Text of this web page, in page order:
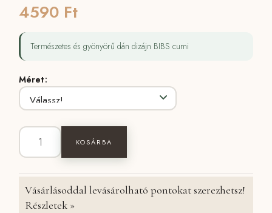
4590 Ft
Természetes és gyönyörű dán dizájn BIBS cumi
Méret
BIBS Colour szimmetrikus cumi (2 db) - pasztellkék/páva
KOSÁRBA
Vásárlásoddal levásárolható pontokat szerezhetsz!
Részletek »